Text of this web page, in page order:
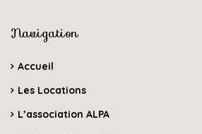
Navigation
Accueil
Les Locations
L’association ALPA